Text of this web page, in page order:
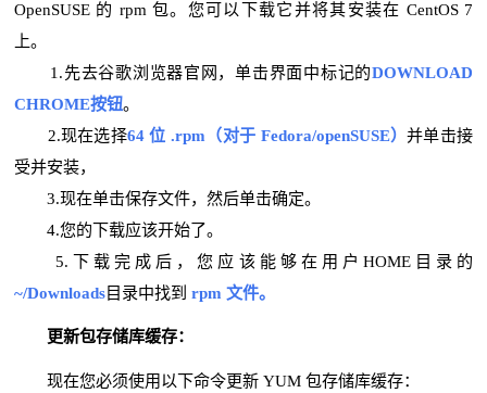
OpenSUSE 的 rpm 包。您可以下载它并将其安装在 CentOS 7
上。
1.先去谷歌浏览器官网，单击界面中标记的DOWNLOAD
CHROME按钮。
2.现在选择64 位 .rpm（对于 Fedora/openSUSE）并单击接
受并安装，
3.现在单击保存文件，然后单击确定。
4.您的下载应该开始了。
5.下载完成后，您应该能够在用户HOME目录的
~/Downloads目录中找到 rpm 文件。
更新包存储库缓存：
现在您必须使用以下命令更新 YUM 包存储库缓存：